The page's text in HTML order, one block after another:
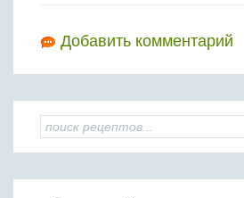
Добавить комментарий